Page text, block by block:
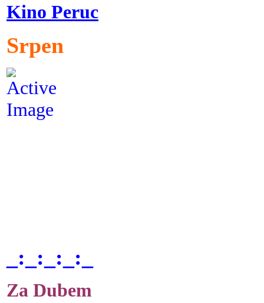
Kino Peruc
Srpen
_:_:_:_:_
Za Dubem